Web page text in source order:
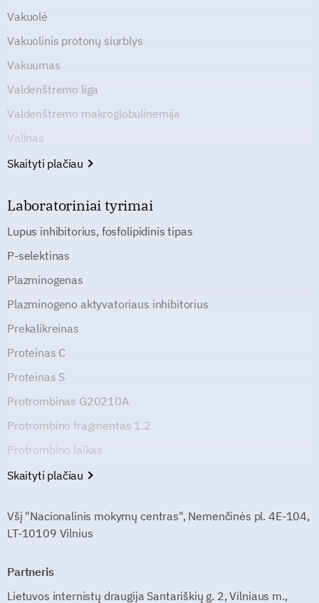
Vakuolė
Vakuolinis protonų siurblys
Vakuumas
Valdenštremo liga
Valdenštremo makroglobulinemija
Valinas
Skaityti plačiau
Laboratoriniai tyrimai
Lupus inhibitorius, fosfolipidinis tipas
P-selektinas
Plazminogenas
Plazminogeno aktyvatoriaus inhibitorius
Prekalikreinas
Proteinas C
Proteinas S
Protrombinas G20210A
Protrombino fragmentas 1.2
Protrombino laikas
Skaityti plačiau
Všį "Nacionalinis mokymų centras", Nemenčinės pl. 4E-104,
LT-10109 Vilnius
Partneris
Lietuvos internistų draugija Santariškių g. 2, Vilniaus m.,